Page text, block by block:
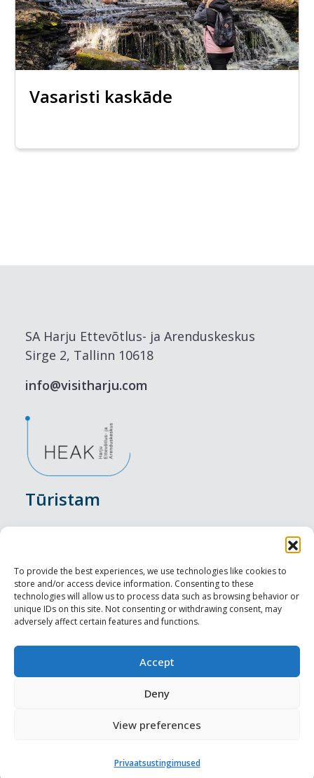
To provide the best experiences, we use technologies like cookies to
store and/or access device information. Consenting to these
technologies will allow us to process data such as browsing behavior or
unique IDs on this site. Not consenting or withdrawing consent, may
adversely affect certain features and functions.
Accept
Deny
View preferences
Privaatsustingimused
Vasaristi kaskāde
SA Harju Ettevõtlus- ja Arenduskeskus
Sirge 2, Tallinn 10618
info@visitharju.com
Tūristam
Nakšņošana
Vietas maltītei
Apskates objekti
Profesionāliem
Harju-, Rapla- & Läänemaa DMO